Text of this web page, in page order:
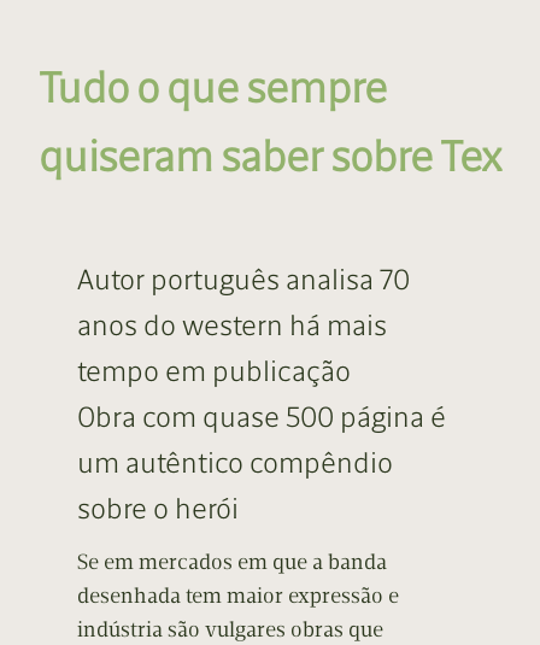
Tudo o que sempre
quiseram saber sobre Tex
Autor português analisa 70
anos do western há mais
tempo em publicação
Obra com quase 500 página é
um autêntico compêndio
sobre o herói
Se em mercados em que a banda
desenhada tem maior expressão e
indústria são vulgares obras que